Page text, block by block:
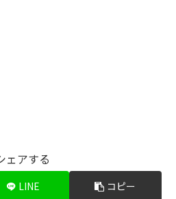
ェアする
LINE コピー